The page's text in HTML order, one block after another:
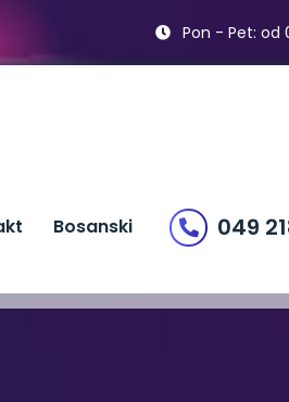
Pon - Pet: od
Bosanski 049